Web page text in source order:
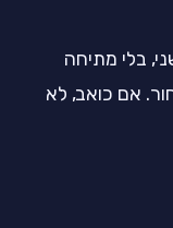
בלי מתיחה
לאחור. אם כואב, לא